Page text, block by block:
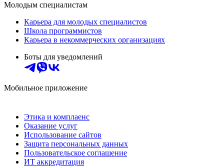
Молодым специалистам
Карьера для молодых специалистов
Школа программистов
Карьера в некоммерческих организациях
Боты для уведомлений
Мобильное приложение
Этика и комплаенс
Оказание услуг
Использование сайтов
Защита персональных данных
Пользовательское соглашение
ИТ аккредитация